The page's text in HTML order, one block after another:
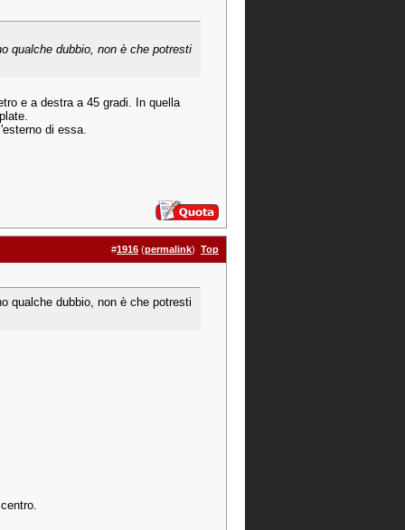
qualche dubbio, non è che potresti
e a destra a 45 gradi. In quella
di essa.
#1916 (permalink) Top
qualche dubbio, non è che potresti